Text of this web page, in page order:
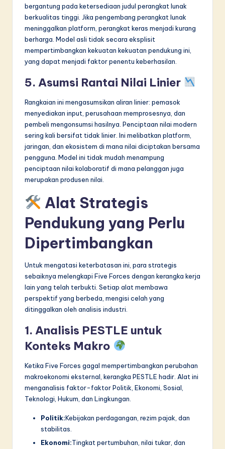
bergantung pada ketersediaan judul perangkat lunak
berkualitas tinggi. Jika pengembang perangkat lunak
meninggalkan platform, perangkat keras menjadi kurang
berharga. Model asli tidak secara eksplisit
mempertimbangkan kekuatan kekuatan pendukung ini,
yang dapat menjadi faktor penentu keberhasilan.
5. Asumsi Rantai Nilai Linier
Rangkaian ini mengasumsikan aliran linier: pemasok
menyediakan input, perusahaan memprosesnya, dan
pembeli mengonsumsi hasilnya. Penciptaan nilai modern
sering kali bersifat tidak linier. Ini melibatkan platform,
jaringan, dan ekosistem di mana nilai diciptakan bersama
pengguna. Model ini tidak mudah menampung
penciptaan nilai kolaboratif di mana pelanggan juga
merupakan produsen nilai.
Alat Strategis
Pendukung yang Perlu
Dipertimbangkan
Untuk mengatasi keterbatasan ini, para strategis
sebaiknya melengkapi Five Forces dengan kerangka kerja
lain yang telah terbukti. Setiap alat membawa
perspektif yang berbeda, mengisi celah yang
ditinggalkan oleh analisis industri.
1. Analisis PESTLE untuk
Konteks Makro
Ketika Five Forces gagal mempertimbangkan perubahan
makroekonomi eksternal, kerangka PESTLE hadir. Alat ini
menganalisis faktor-faktor Politik, Ekonomi, Sosial,
Teknologi, Hukum, dan Lingkungan.
Politik:Kebijakan perdagangan, rezim pajak, dan
stabilitas.
Ekonomi:Tingkat pertumbuhan, nilai tukar, dan